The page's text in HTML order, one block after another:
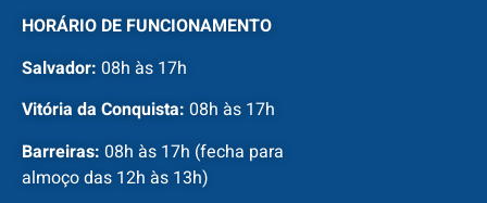
HORÁRIO DE FUNCIONAMENTO
Salvador: 08h às 17h
Vitória da Conquista: 08h às 17h
Barreiras: 08h às 17h (fecha para
almoço das 12h às 13h)